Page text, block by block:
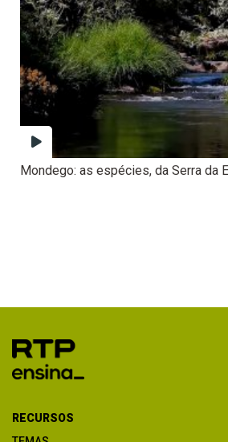
Mondego: as espécies, da Serra da
RECURSOS